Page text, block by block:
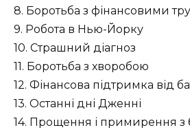
8. Боротьба з фінансовими
9. Робота в Нью-Йорку
10. Страшний діагноз
11. Боротьба з хворобою
12. Фінансова підтримка від
13. Останні дні Дженні
14. Прощення і примирення з